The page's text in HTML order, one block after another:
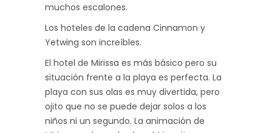
muchos escalones.
Los hoteles de la cadena Cinnamon y
Yetwing son increíbles.
El hotel de Mirissa es más básico pero su
situación frente a la playa es perfecta. La
playa con sus olas es muy divertida, pero
ojito que no se puede dejar solos a los
niños ni un segundo. La animación de